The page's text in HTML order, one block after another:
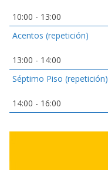
10:00 - 13:00
Acentos (repetición)
13:00 - 14:00
Séptimo Piso (repetición)
14:00 - 16:00